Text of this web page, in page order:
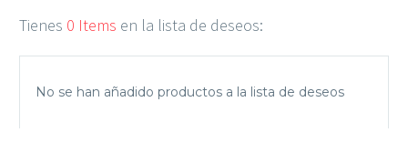
Tienes 0 Items en la lista de deseos:
No se han añadido productos a la lista de deseos